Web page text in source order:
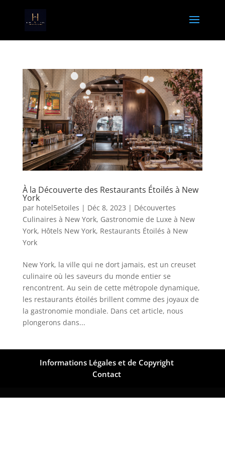
À la Découverte des Restaurants Étoilés à New
York
par hotel5etoiles | Déc 8, 2023 | Découvertes
Culinaires à New York, Gastronomie de Luxe à New
York, Hôtels New York, Restaurants Étoilés à New
York
New York, la ville qui ne dort jamais, est un creuset
culinaire où les saveurs du monde entier se
rencontrent. Au sein de cette métropole dynamique,
les restaurants étoilés brillent comme des joyaux de
la gastronomie mondiale. Dans cet article, nous
plongerons dans...
Informations Légales et de Copyright
Contact